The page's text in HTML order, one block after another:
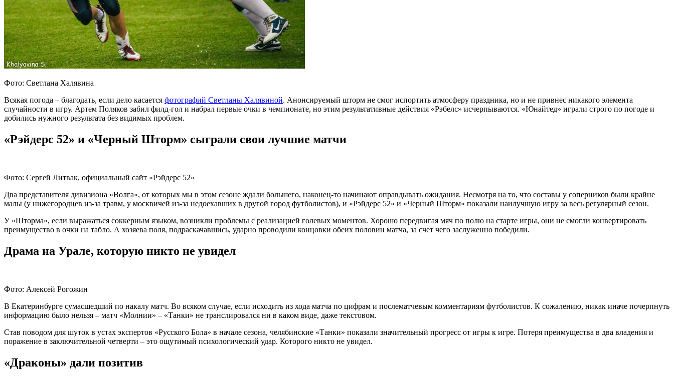
Фото: Светлана Халявина
Всякая погода – благодать, если дело касается фотографий Светланы Халявиной. Анонсируемый шторм не смог испортить атмосферу праздника, но и не привнес никакого элемента
случайности в игру. Артем Поляков забил филд-гол и набрал первые очки в чемпионате, но этим результативные действия «Рэбелс» исчерпываются. «Юнайтед» играли строго по погоде и
добились нужного результата без видимых проблем.
«Рэйдерс 52» и «Черный Шторм» сыграли свои лучшие матчи
Фото: Сергей Литвак, официальный сайт «Рэйдерс 52»
Два представителя дивизиона «Волга», от которых мы в этом сезоне ждали большего, наконец-то начинают оправдывать ожидания. Несмотря на то, что составы у соперников были крайне
малы (у нижегородцев из-за травм, у москвичей из-за недоехавших в другой город футболистов), и «Рэйдерс 52» и «Черный Шторм» показали наилучшую игру за весь регулярный сезон.
У «Шторма», если выражаться соккерным языком, возникли проблемы с реализацией голевых моментов. Хорошо передвигая мяч по полю на старте игры, они не смогли конвертировать
преимущество в очки на табло. А хозяева поля, подраскачавшись, ударно проводили концовки обеих половин матча, за счет чего заслуженно победили.
Драма на Урале, которую никто не увидел
Фото: Алексей Рогожин
В Екатеринбурге сумасшедший по накалу матч. Во всяком случае, если исходить из хода матча по цифрам и послематчевым комментариям футболистов. К сожалению, никак иначе почерпнуть
информацию было нельзя – матч «Молнии» – «Танки» не транслировался ни в каком виде, даже текстовом.
Став поводом для шуток в устах экспертов «Русского Бола» в начале сезона, челябинские «Танки» показали значительный прогресс от игры к игре. Потеря преимущества в два владения и
поражение в заключительной четверти – это ощутимый психологический удар. Которого никто не увидел.
«Драконы» дали позитив